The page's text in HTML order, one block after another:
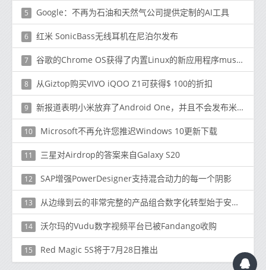
5 Google：不再为石油和天然气公司提供定制的AI工具
6 红米 SonicBass无线耳机在尼泊尔发布
7 谷歌的Chrome OS获得了内置Linux的新应用程序muscle
8 从Giztop购买VIVO iQOO Z1可获得$ 100的折扣
9 新报道表明小米放弃了Android One，并且不会发布米A4
10 Microsoft不再允许您推迟Windows 10更新下载
11 三星对Airdrop的答案来自Galaxy S20
12 SAP增强PowerDesigner支持混合动力的每一个阴影
13 从边缘到云的非常完整的产品组合数字化转型始于安全连接
14 沃尔玛的Vudu数字视频平台已被Fandango收购
15 Red Magic 5S将于7月28日推出